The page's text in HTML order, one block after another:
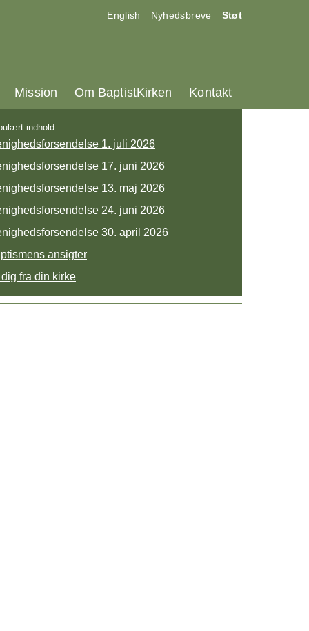
17.0:
English 18.0:
Nyhedsbreve 19.0:
Støt
25.0:
Mission 26.0:
Om BaptistKirken 27.0:
Kontakt
indhold
1. juli 2026
17. juni 2026
13. maj 2026
24. juni 2026
30. april 2026
ansigter
fra din kirke